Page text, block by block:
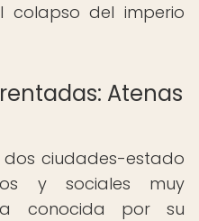
colapso del imperio
Atenas
ciudades-estado
y sociales muy
conocida por su